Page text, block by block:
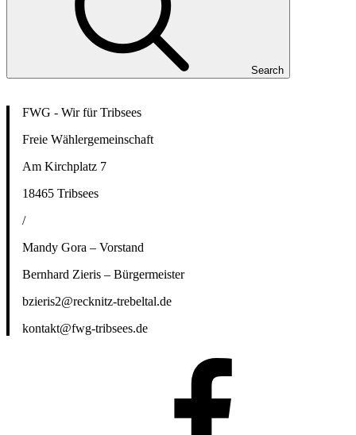
Search
FWG - Wir für Tribsees
Freie Wählergemeinschaft
Am Kirchplatz 7
18465 Tribsees
/
Mandy Gora – Vorstand
Bernhard Zieris – Bürgermeister
bzieris2@recknitz-trebeltal.de
kontakt@fwg-tribsees.de